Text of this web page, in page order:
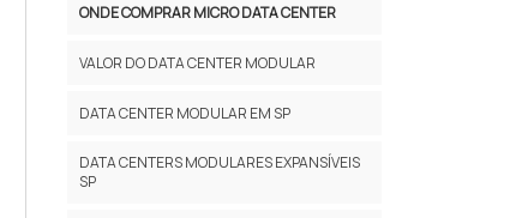
ONDE COMPRAR MICRO DATA CENTER
VALOR DO DATA CENTER MODULAR
DATA CENTER MODULAR EM SP
DATA CENTERS MODULARES EXPANSÍVEIS
SP